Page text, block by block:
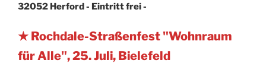
32052 Herford - Eintritt frei -
★ Rochdale-Straßenfest "Wohnraum
für Alle", 25. Juli, Bielefeld